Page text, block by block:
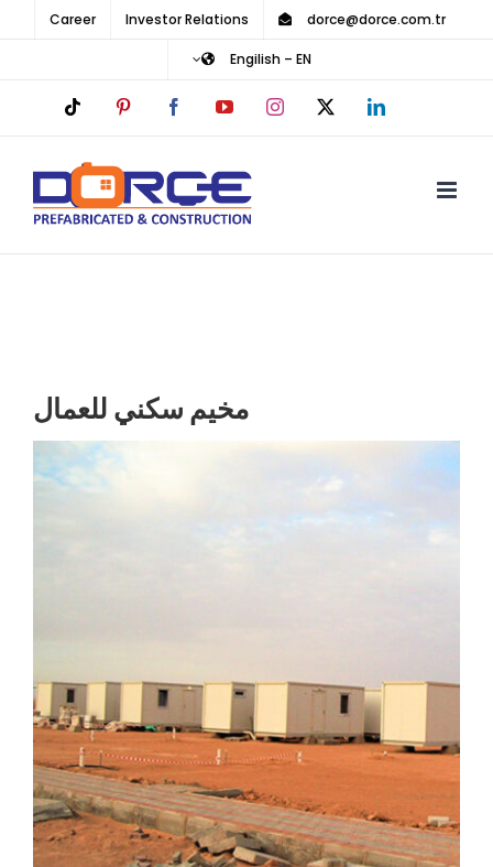
content
dorce@dorce.com.tr
Investor Relations
Career
Engilish – EN
LinkedIn
X
Instagram
YouTube
Facebook
Pinterest
مخيم سكني للعمال